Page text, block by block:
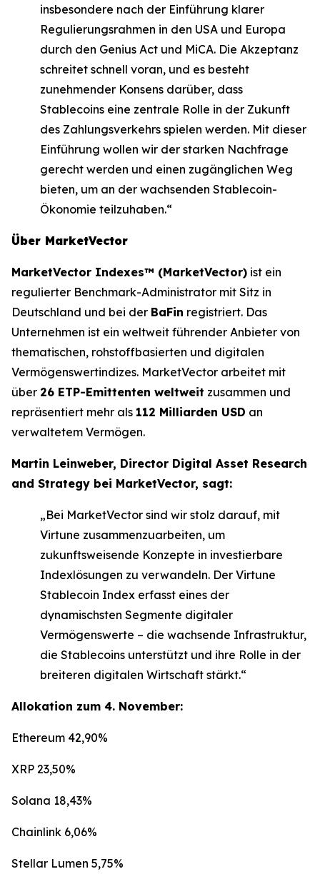
insbesondere nach der Einführung klarer
Regulierungsrahmen in den USA und Europa
durch den Genius Act und MiCA. Die Akzeptanz
schreitet schnell voran, und es besteht
zunehmender Konsens darüber, dass
Stablecoins eine zentrale Rolle in der Zukunft
des Zahlungsverkehrs spielen werden. Mit dieser
Einführung wollen wir der starken Nachfrage
gerecht werden und einen zugänglichen Weg
bieten, um an der wachsenden Stablecoin-
Ökonomie teilzuhaben.“
Über MarketVector
MarketVector Indexes™ (MarketVector) ist ein
regulierter Benchmark-Administrator mit Sitz in
Deutschland und bei der BaFin registriert. Das
Unternehmen ist ein weltweit führender Anbieter von
thematischen, rohstoffbasierten und digitalen
Vermögenswertindizes. MarketVector arbeitet mit
über 26 ETP-Emittenten weltweit zusammen und
repräsentiert mehr als 112 Milliarden USD an
verwaltetem Vermögen.
Martin Leinweber, Director Digital Asset Research
and Strategy bei MarketVector, sagt:
„Bei MarketVector sind wir stolz darauf, mit
Virtune zusammenzuarbeiten, um
zukunftsweisende Konzepte in investierbare
Indexlösungen zu verwandeln. Der Virtune
Stablecoin Index erfasst eines der
dynamischsten Segmente digitaler
Vermögenswerte – die wachsende Infrastruktur,
die Stablecoins unterstützt und ihre Rolle in der
breiteren digitalen Wirtschaft stärkt.“
Allokation zum 4. November:
Ethereum 42,90%
XRP 23,50%
Solana 18,43%
Chainlink 6,06%
Stellar Lumen 5,75%